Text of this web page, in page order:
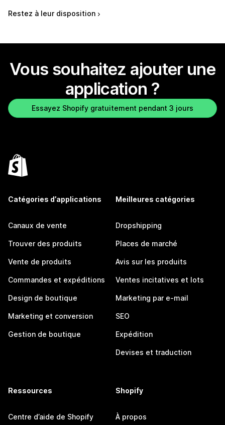
Restez à leur disposition
Vous souhaitez ajouter une
application ?
Essayez Shopify gratuitement pendant 3 jours
Catégories d’applications
Canaux de vente
Trouver des produits
Vente de produits
Commandes et expéditions
Design de boutique
Marketing et conversion
Gestion de boutique
Meilleures catégories
Dropshipping
Places de marché
Avis sur les produits
Ventes incitatives et lots
Marketing par e-mail
SEO
Expédition
Devises et traduction
Ressources
Centre d’aide de Shopify
Shopify
À propos